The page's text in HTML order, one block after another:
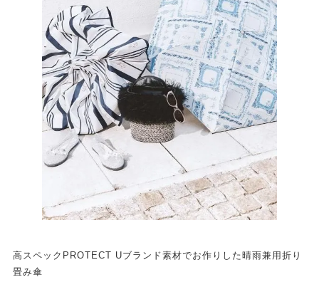
高スペックPROTECT Uブランド素材でお作りした晴雨兼用折り
畳み傘